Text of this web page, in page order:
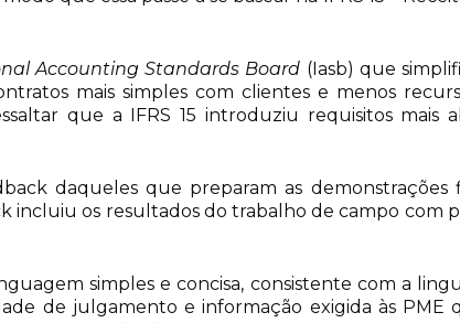
Accounting Standards Board (Iasb) que
mais simples com clientes e menos
que a IFRS 15 introduziu requisitos mais
daqueles que preparam as demonstrações
incluiu os resultados do trabalho de campo com
simples e concisa, consistente com a
de julgamento e informação exigida às PME